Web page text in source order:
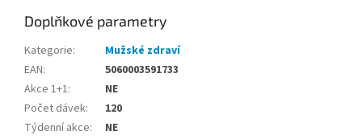
Doplňkové parametry
Kategorie:
Mužské zdraví
EAN:
5060003591733
Akce 1+1:
NE
Počet dávek:
120
Týdenní akce:
NE